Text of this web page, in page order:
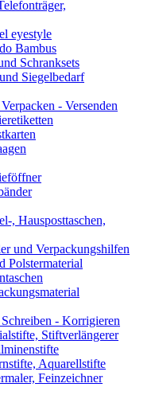
eyestyle
Bambus
Schranksets
Siegelbedarf
- Versenden
, Hausposttaschen,
und Verpackungshilfen
Polstermaterial
- Korrigieren
Stiftverlängerer
Aquarellstifte
Feinzeichner